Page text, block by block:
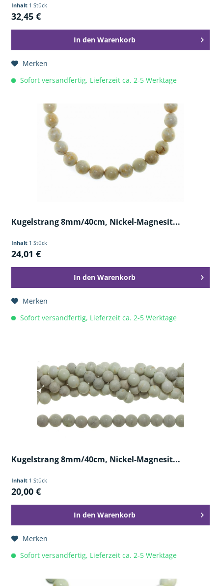
Inhalt 1 Stück
32,45 €
In den Warenkorb
Merken
Sofort versandfertig, Lieferzeit ca. 2-5 Werktage
Kugelstrang 8mm/40cm, Nickel-Magnesit...
Inhalt 1 Stück
24,01 €
In den Warenkorb
Merken
Sofort versandfertig, Lieferzeit ca. 2-5 Werktage
Kugelstrang 8mm/40cm, Nickel-Magnesit...
Inhalt 1 Stück
20,00 €
In den Warenkorb
Merken
Sofort versandfertig, Lieferzeit ca. 2-5 Werktage